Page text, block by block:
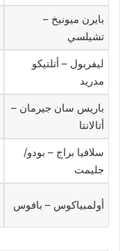
بايرن ميونيخ –
تشيلسي
ليفربول – أتلتيكو
مدريد
باريس سان جيرمان –
أتالانتا
سلافيا براج – بودو/
جليمت
أولمبياكوس – بافوس